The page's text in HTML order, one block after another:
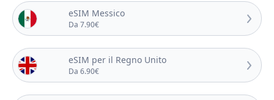
eSIM Messico
Da 7.90€
eSIM per il Regno Unito
Da 6.90€